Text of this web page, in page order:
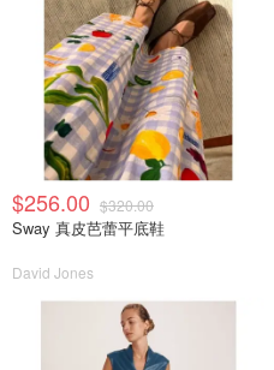
$256.00 $320.00
Sway 真皮芭蕾平底鞋
David Jones